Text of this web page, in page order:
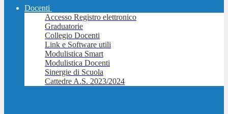
Docenti
Accesso Registro elettronico
Graduatorie
Collegio Docenti
Link e Software utili
Modulistica Smart
Modulistica Docenti
Sinergie di Scuola
Cattedre A.S. 2023/2024